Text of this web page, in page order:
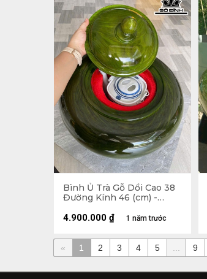
Bình Ủ Trà Gỗ Dổi Cao 38
Đường Kính 46 (cm) -
1 năm trước
4.900.000 ₫
« 1 2 3 4 5 9